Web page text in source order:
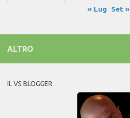
« Lug
Set »
ALTRO
IL VS BLOGGER